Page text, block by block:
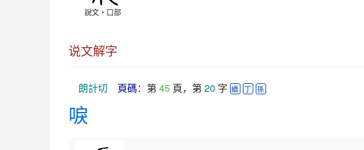
說文‧口部
说文解字
朗計切 頁碼：第 45 頁，第 20 字 續 丁 孫
唳